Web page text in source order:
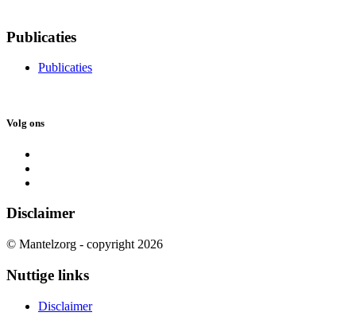
Publicaties
Publicaties
Volg ons
Disclaimer
© Mantelzorg - copyright 2026
Nuttige links
Disclaimer